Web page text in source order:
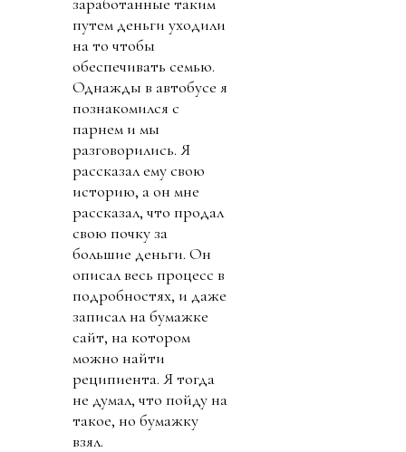
путем деньги уходили
на то чтобы
обеспечивать семью.
Однажды в автобусе я
познакомился с
парнем и мы
разговорились. Я
рассказал ему свою
историю, а он мне
рассказал, что продал
свою почку за
большие деньги. Он
описал весь процесс в
подробностях, и даже
записал на бумажке
сайт, на котором
можно найти
реципиента. Я тогда
не думал, что пойду на
такое, но бумажку
взял.